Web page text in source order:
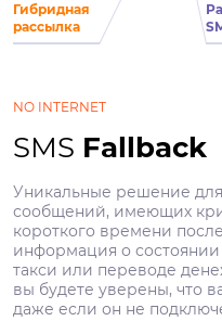
Гибридная
рассылка
NO INTERNET
SMS Fallback
Уникальные решение
сообщений, имеющих
короткого времени
информация о состоянии
такси или переводе
вы будете уверены, что
даже если он не